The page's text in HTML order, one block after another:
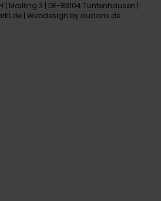
| Mailling 3 | DE-83104 Tuntenhausen |
| Webdesign by audaris.de